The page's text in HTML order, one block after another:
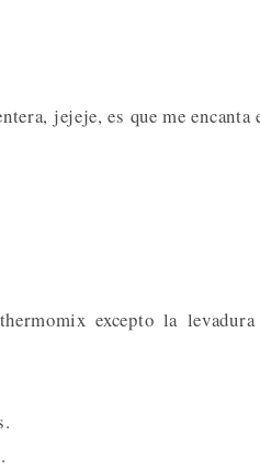
jejeje, es que me encanta
excepto la